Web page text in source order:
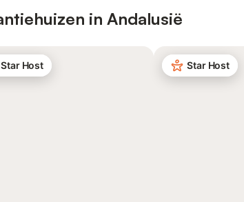
in Andalusië
Star Host Star Host